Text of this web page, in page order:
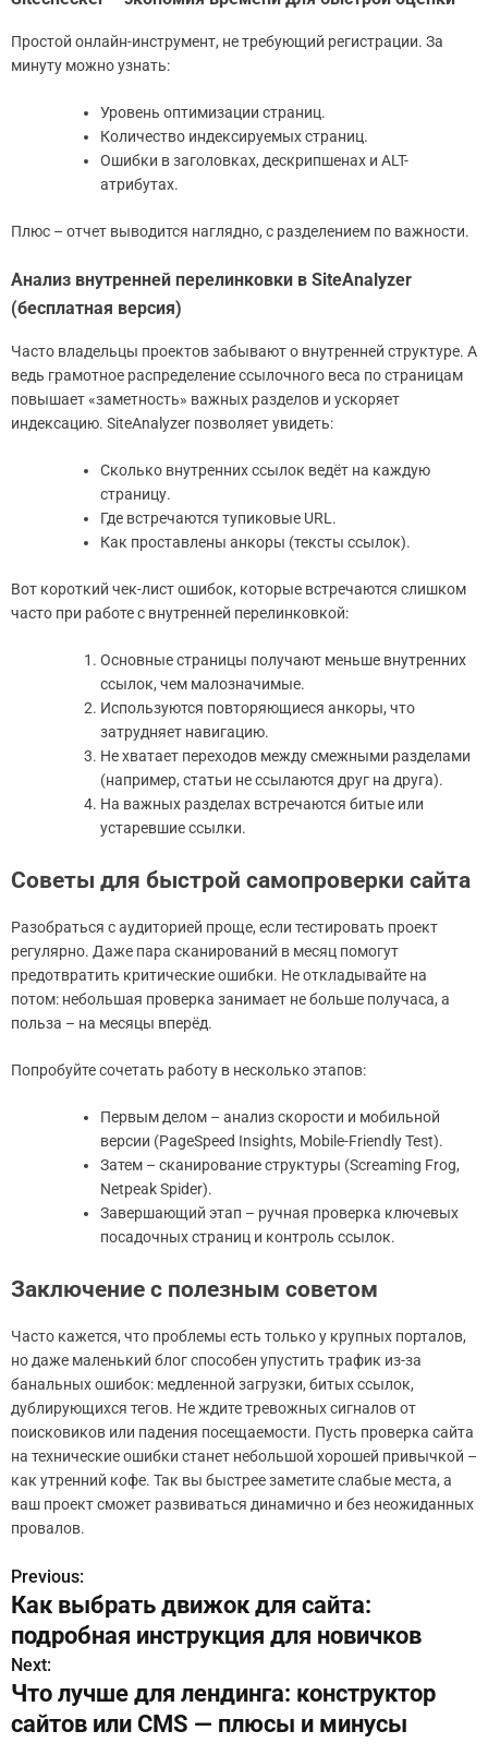
Простой онлайн-инструмент, не требующий регистрации. За
минуту можно узнать:
Уровень оптимизации страниц.
Количество индексируемых страниц.
Ошибки в заголовках, дескрипшенах и ALT-
атрибутах.
Плюс – отчет выводится наглядно, с разделением по важности.
Анализ внутренней перелинковки в SiteAnalyzer
(бесплатная версия)
Часто владельцы проектов забывают о внутренней структуре. А
ведь грамотное распределение ссылочного веса по страницам
повышает «заметность» важных разделов и ускоряет
индексацию. SiteAnalyzer позволяет увидеть:
Сколько внутренних ссылок ведёт на каждую
страницу.
Где встречаются тупиковые URL.
Как проставлены анкоры (тексты ссылок).
Вот короткий чек-лист ошибок, которые встречаются слишком
часто при работе с внутренней перелинковкой:
Основные страницы получают меньше внутренних
ссылок, чем малозначимые.
Используются повторяющиеся анкоры, что
затрудняет навигацию.
Не хватает переходов между смежными разделами
(например, статьи не ссылаются друг на друга).
На важных разделах встречаются битые или
устаревшие ссылки.
Советы для быстрой самопроверки сайта
Разобраться с аудиторией проще, если тестировать проект
регулярно. Даже пара сканирований в месяц помогут
предотвратить критические ошибки. Не откладывайте на
потом: небольшая проверка занимает не больше получаса, а
польза – на месяцы вперёд.
Попробуйте сочетать работу в несколько этапов:
Первым делом – анализ скорости и мобильной
версии (PageSpeed Insights, Mobile-Friendly Test).
Затем – сканирование структуры (Screaming Frog,
Netpeak Spider).
Завершающий этап – ручная проверка ключевых
посадочных страниц и контроль ссылок.
Заключение с полезным советом
Часто кажется, что проблемы есть только у крупных порталов,
но даже маленький блог способен упустить трафик из-за
банальных ошибок: медленной загрузки, битых ссылок,
дублирующихся тегов. Не ждите тревожных сигналов от
поисковиков или падения посещаемости. Пусть проверка сайта
на технические ошибки станет небольшой хорошей привычкой –
как утренний кофе. Так вы быстрее заметите слабые места, а
ваш проект сможет развиваться динамично и без неожиданных
провалов.
Н
а
в
и
Previous:
Как выбрать движок для сайта:
подробная инструкция для новичков
Next:
Что лучше для лендинга: конструктор
сайтов или CMS — плюсы и минусы